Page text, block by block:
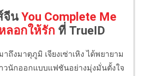
จีนYou Complete Me
ลอกให้รัก ที่ TrueID
ถึงมาตุภูมิ เจียงเซ่าเหิง ได้พยายาม
วนักออกแบบแฟชันอย่างมุ่งมั่นตั้งใจ